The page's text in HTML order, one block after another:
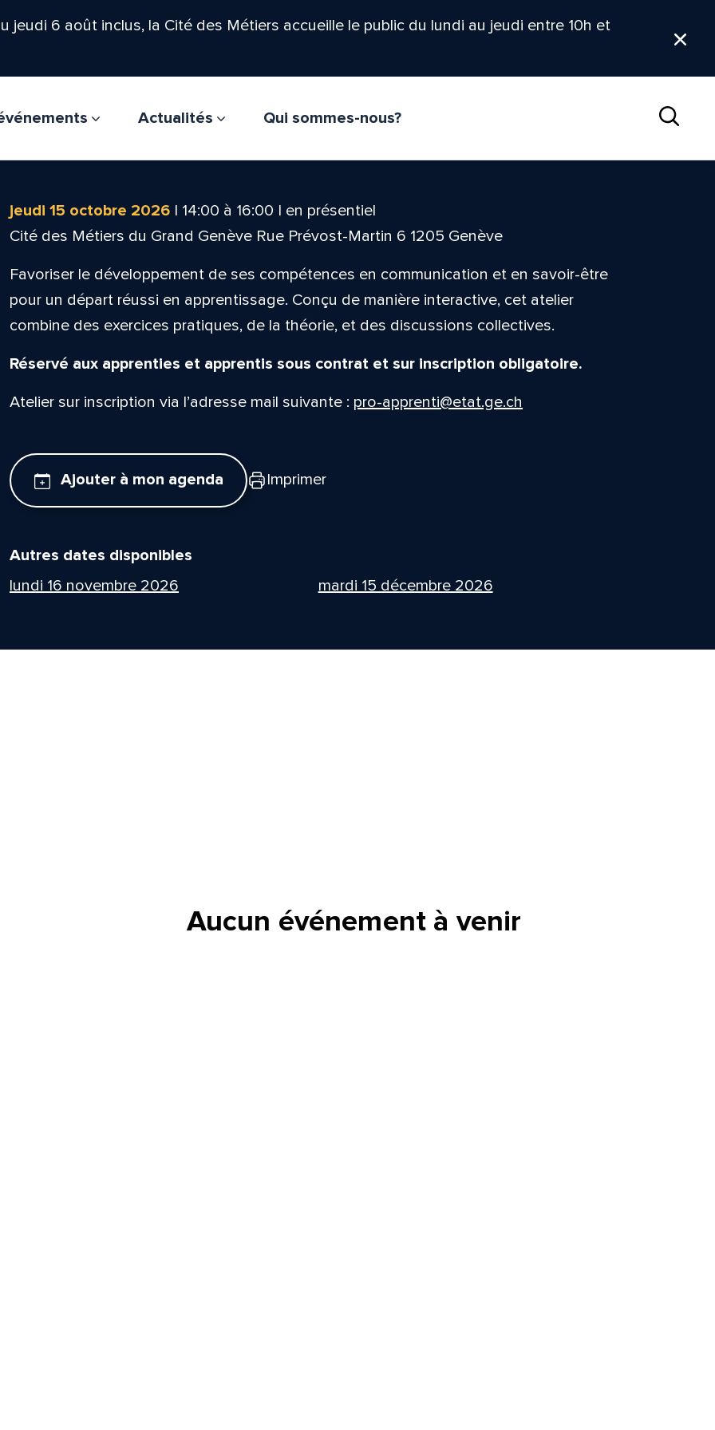
6 août inclus, la Cité des Métiers accueille le public du lundi au jeudi entre 10h et
Actualités
Qui sommes-nous?
jeudi 15 octobre 2026| 14:00 à 16:00 | en présentiel
Cité des Métiers du Grand Genève Rue Prévost-Martin 6 1205 Genève
Favoriser le développement de ses compétences en communication et en savoir-être
pour un départ réussi en apprentissage. Conçu de manière interactive, cet atelier
combine des exercices pratiques, de la théorie, et des discussions collectives.
Réservé aux apprenties et apprentis sous contrat et sur inscription obligatoire.
Atelier sur inscription via l’adresse mail suivante : pro-apprenti@etat.ge.ch
Ajouter à mon agenda Imprimer
Autres dates disponibles
lundi 16 novembre 2026
mardi 15 décembre 2026
Aucun événement à venir